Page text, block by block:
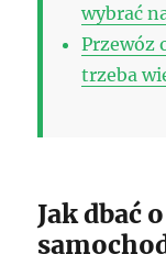
wybrać
Przewóz
trzeba
Jak dbać